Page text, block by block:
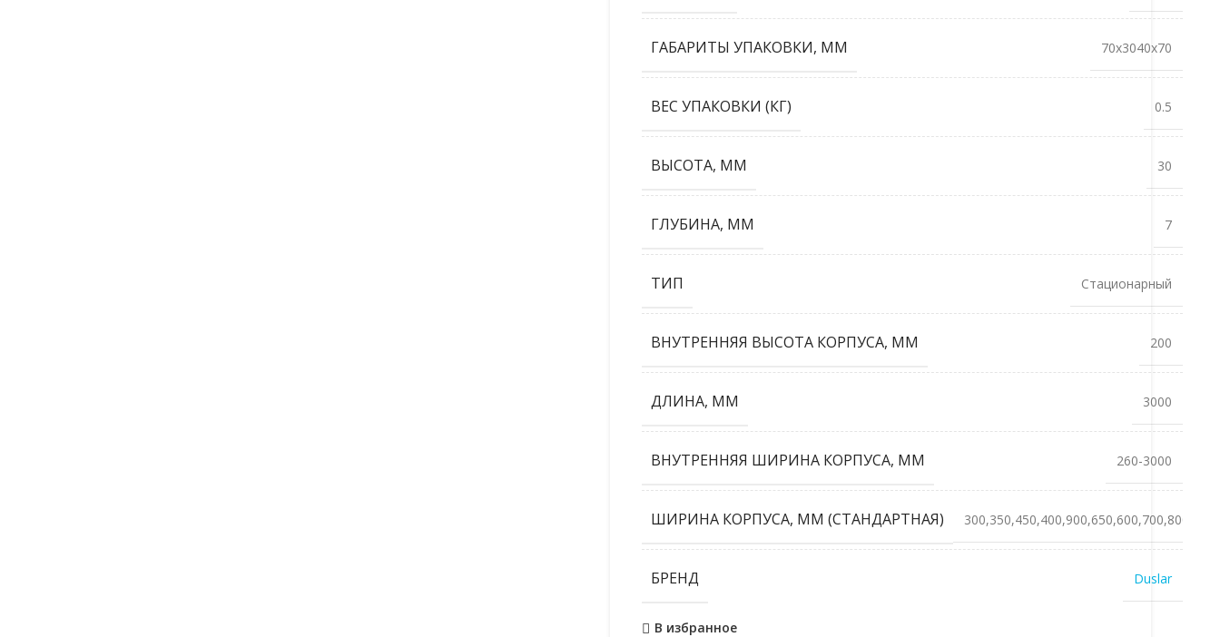
ГАБАРИТЫ УПАКОВКИ, ММ 70x3040x70
ВЕС УПАКОВКИ (КГ) 0.5
ВЫСОТА, ММ 30
ГЛУБИНА, ММ 7
ТИП Стационарный
ВНУТРЕННЯЯ ВЫСОТА КОРПУСА, ММ 200
ДЛИНА, ММ 3000
ВНУТРЕННЯЯ ШИРИНА КОРПУСА, ММ 260-3000
ШИРИНА КОРПУСА, ММ (СТАНДАРТНАЯ)
БРЕНД Duslar
В избранное